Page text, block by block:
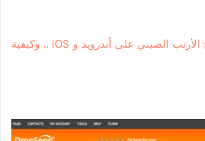
تحميل برنامج الأرنب الصيني على أندرويد و iOS .. وكيفية